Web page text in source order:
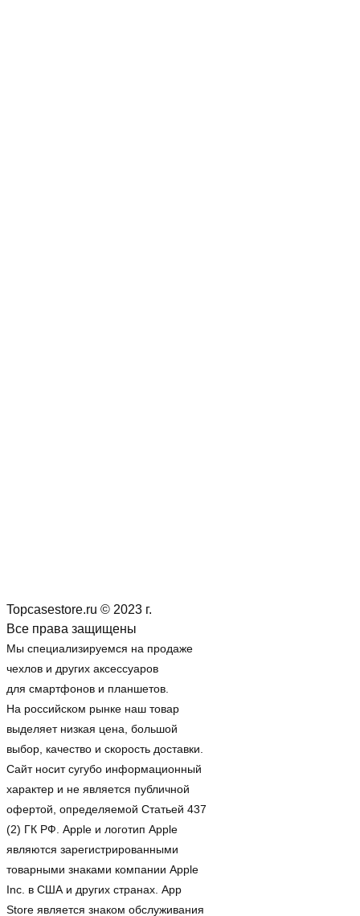
Topcasestore.ru © 2023 г.
Все права защищены
Мы специализируемся на продаже
чехлов и других аксессуаров
для смартфонов и планшетов.
На российском рынке наш товар
выделяет низкая цена, большой
выбор, качество и скорость доставки.
Сайт носит сугубо информационный
характер и не является публичной
офертой, определяемой Статьей 437
(2) ГК РФ. Apple и логотип Apple
являются зарегистрированными
товарными знаками компании Apple
Inc. в США и других странах. App
Store является знаком обслуживания